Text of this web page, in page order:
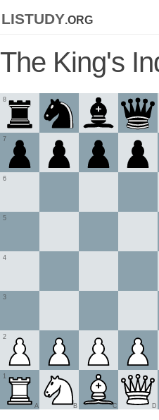
listudy.org
The King's
1
2
3
4
5
6
7
8
A B C D